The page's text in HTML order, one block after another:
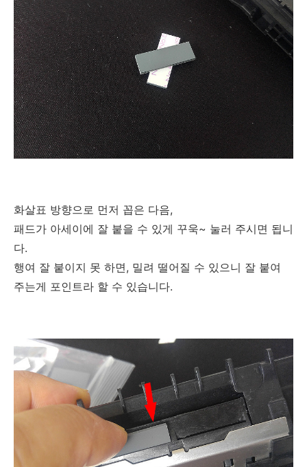
화살표 방향으로 먼저 꼽은 다음,
패드가 아세이에 잘 붙을 수 있게 꾸욱~ 눌러 주시면 됩니
다.
행여 잘 붙이지 못 하면, 밀려 떨어질 수 있으니 잘 붙여
주는게 포인트라 할 수 있습니다.